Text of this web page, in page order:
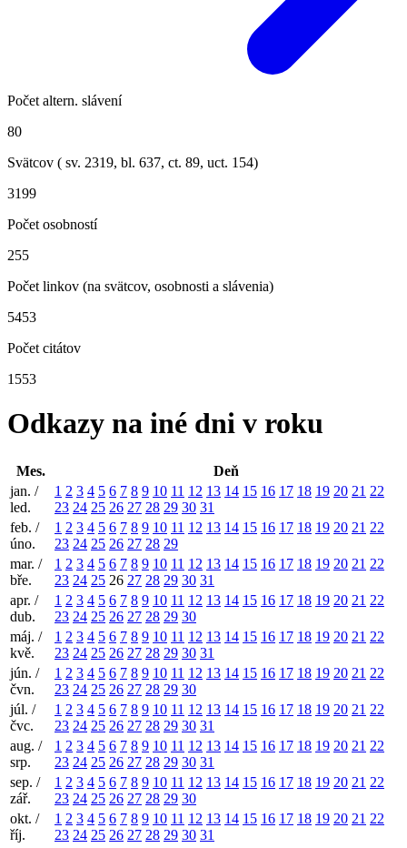
Počet altern. slávení
80
Svätcov ( sv. 2319, bl. 637, ct. 89, uct. 154)
3199
Počet osobností
255
Počet linkov (na svätcov, osobnosti a slávenia)
5453
Počet citátov
1553
Odkazy na iné dni v roku
Mes.
Deň
jan. /
led.
1 2 3 4 5 6 7 8 9 10 11 12 13 14 15 16 17 18 19 20 21 22
23 24 25 26 27 28 29 30 31
feb. /
úno.
1 2 3 4 5 6 7 8 9 10 11 12 13 14 15 16 17 18 19 20 21 22
23 24 25 26 27 28 29
mar. /
bře.
1 2 3 4 5 6 7 8 9 10 11 12 13 14 15 16 17 18 19 20 21 22
23 24 25 26 27 28 29 30 31
apr. /
dub.
1 2 3 4 5 6 7 8 9 10 11 12 13 14 15 16 17 18 19 20 21 22
23 24 25 26 27 28 29 30
máj. /
kvě.
1 2 3 4 5 6 7 8 9 10 11 12 13 14 15 16 17 18 19 20 21 22
23 24 25 26 27 28 29 30 31
jún. /
čvn.
1 2 3 4 5 6 7 8 9 10 11 12 13 14 15 16 17 18 19 20 21 22
23 24 25 26 27 28 29 30
júl. /
čvc.
1 2 3 4 5 6 7 8 9 10 11 12 13 14 15 16 17 18 19 20 21 22
23 24 25 26 27 28 29 30 31
aug. /
srp.
1 2 3 4 5 6 7 8 9 10 11 12 13 14 15 16 17 18 19 20 21 22
23 24 25 26 27 28 29 30 31
sep. /
zář.
1 2 3 4 5 6 7 8 9 10 11 12 13 14 15 16 17 18 19 20 21 22
23 24 25 26 27 28 29 30
okt. /
říj.
1 2 3 4 5 6 7 8 9 10 11 12 13 14 15 16 17 18 19 20 21 22
23 24 25 26 27 28 29 30 31